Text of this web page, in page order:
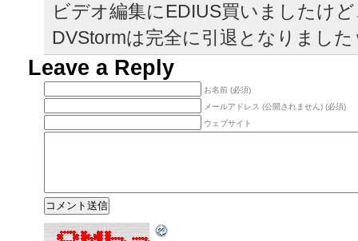
ビデオ編集にEDIUS買いましたけ
DVStormは完全に引退となりました
Leave a Reply
お名前 (必須)
メールアドレス (公開されません) (必須)
ウェブサイト